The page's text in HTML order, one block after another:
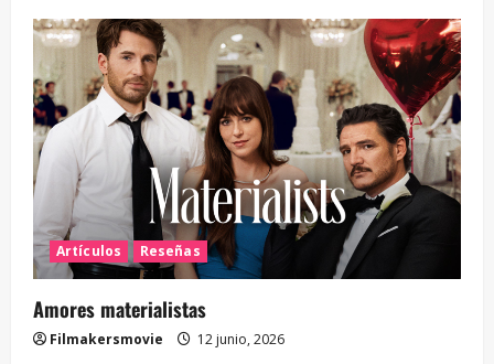
Artículos Reseñas
Amores materialistas
Filmakersmovie
12 junio, 2026